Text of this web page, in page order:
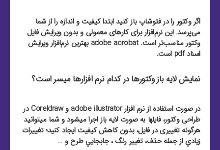
اگر وکتور را در فتوشاپ باز کنید ابتدا کیفیت و اندازه را از شما
می‌پرسد. این نرم‌افزار برای کارهای معمولی و بدون ویرایش فایل
وکتور مناسب‌تر است. adobe acrobat بهترین نرم‌افزار ویرایش
اسناد pdf است.
نمایش لایه باز وکتورها در کدام نرم افزارها میسر است؟
در صورت استفاده از نرم افزار adobe illustrator و Coreldraw در
طراحی وکتور، فایلها به صورت لایه باز اجرا میشود و شما میتوانید
هرگونه تغییری در فایل، بدون کاهش کیفیت ایجاد کنید؛ تغييرات
زيادي از جمله حذف، تغيير رنگ ، جابجايي طرح و …